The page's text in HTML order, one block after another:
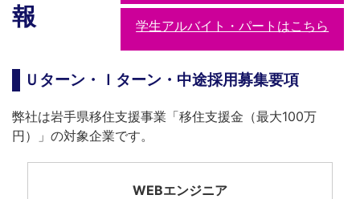
報
学生アルバイト・パートはこちら
Ｕターン・Ｉターン・中途採用募集要項
弊社は岩手県移住支援事業「移住支援金（最大100万
円）」の対象企業です。
WEBエンジニア